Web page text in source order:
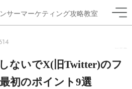
サーマーケティング攻略教室
ないでX(旧Twitter)のフ
初のポイント9選